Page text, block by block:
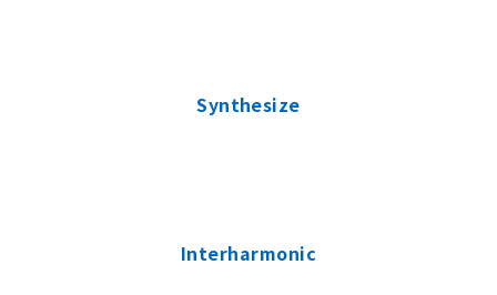
Synthesize
Interharmonic